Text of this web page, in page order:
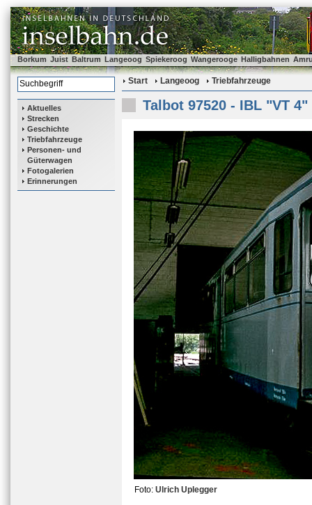
Borkum Juist Baltrum Langeoog Spiekeroog Wangerooge Halligbahnen
Aktuelles
Strecken
Geschichte
Triebfahrzeuge
Personen- und
Güterwagen
Fotogalerien
Erinnerungen
Start Langeoog Triebfahrzeuge
Talbot 97520 - IBL "VT 4"
Foto: Ulrich Uplegger